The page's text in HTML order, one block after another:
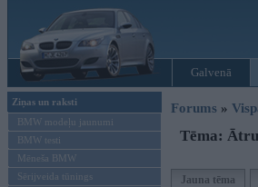
Galvenā
Ziņas un raksti
BMW modeļu jaunumi
BMW testi
Mēneša BMW
Sērijveida tūnings
Forums »
Tēma:
Jauna tēma